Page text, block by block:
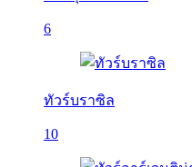
6
ทัวร์บราซิล
10